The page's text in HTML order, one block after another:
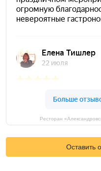
Ресторан
Оставить